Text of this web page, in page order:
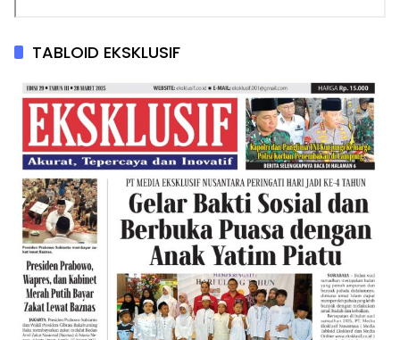
TABLOID EKSKLUSIF